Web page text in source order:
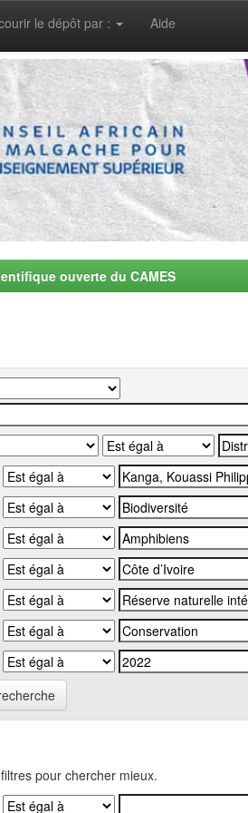
le dépôt par : Aide
ouverte du CAMES
pour chercher mieux.